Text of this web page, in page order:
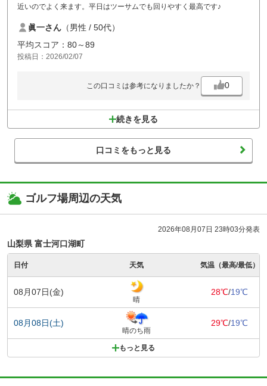
近いのでよく来ます。平日はツーサムでも回りやすく最高です♪
眞一さん （男性 / 50代）
平均スコア：80～89
投稿日：2026/02/07
この口コミは参考になりましたか？ 0
続きを見る
口コミをもっと見る
ゴルフ場周辺の天気
2026年08月07日 23時03分発表
山梨県 富士河口湖町
日付 天気 気温（最高/最低）
08月07日(金)
晴
28℃/19℃
08月08日(土)
晴のち雨
29℃/19℃
もっと見る